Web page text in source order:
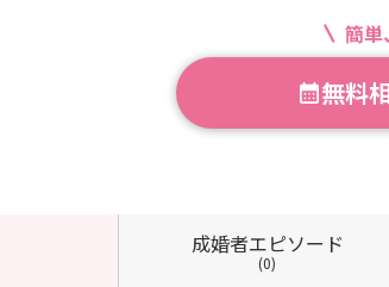
簡単
無料
成婚者エピソード
(0)